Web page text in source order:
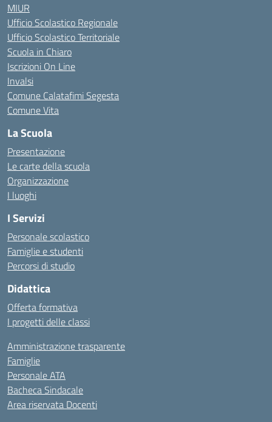
MIUR
Ufficio Scolastico Regionale
Ufficio Scolastico Territoriale
Scuola in Chiaro
Iscrizioni On Line
Invalsi
Comune Calatafimi Segesta
Comune Vita
La Scuola
Presentazione
Le carte della scuola
Organizzazione
I luoghi
I Servizi
Personale scolastico
Famiglie e studenti
Percorsi di studio
Didattica
Offerta formativa
I progetti delle classi
Amministrazione trasparente
Famiglie
Personale ATA
Bacheca Sindacale
Area riservata Docenti